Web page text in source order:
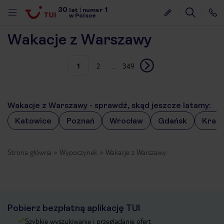
30 lat numer 1
w Polsce
Wakacje z Warszawy
1 2 349
Wakacje z Warszawy - sprawdź, skąd jeszcze latamy:
Katowice
Poznań Wrocław Gdańsk
Strona główna Wypoczynek Wakacje z Warszawy
Pobierz bezpłatną aplikację TUI
Szybkie wyszukiwanie i przeglądanie ofert